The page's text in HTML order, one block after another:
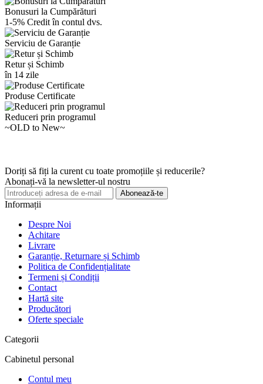
Bonusuri la Cumpărături
1-5% Credit în contul dvs.
Serviciu de Garanție
Retur și Schimb
în 14 zile
Produse Certificate
Reduceri prin programul
~OLD to New~
Doriți să fiți la curent cu toate promoțiile și reducerile?
Abonați-vă la newsletter-ul nostru
Abonează-te
Informații
Despre Noi
Achitare
Livrare
Garanție, Returnare și Schimb
Politica de Confidențialitate
Termeni și Condiții
Contact
Hartă site
Producători
Oferte speciale
Categorii
Cabinetul personal
Contul meu